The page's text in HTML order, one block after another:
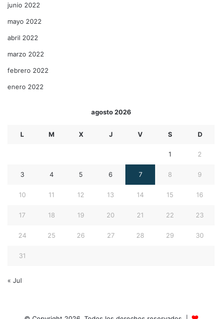
junio 2022
mayo 2022
abril 2022
marzo 2022
febrero 2022
enero 2022
agosto 2026
L M X J V S D
1 2
3 4 5 6 7 8 9
10 11 12 13 14 15 16
17 18 19 20 21 22 23
24 25 26 27 28 29 30
31
« Jul